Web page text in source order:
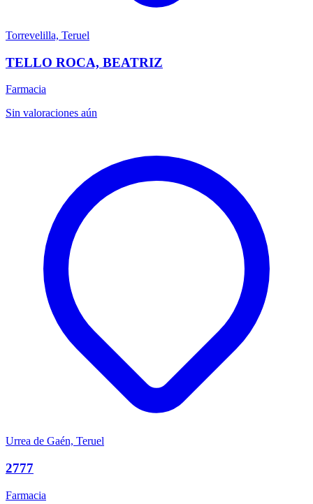
Torrevelilla, Teruel
TELLO ROCA, BEATRIZ
Farmacia
Sin valoraciones aún
Urrea de Gaén, Teruel
2777
Farmacia